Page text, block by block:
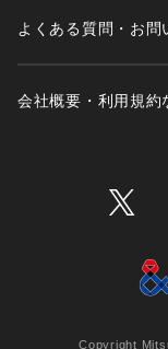
よくある質問・お問
会社概要・利用規約
Copyright